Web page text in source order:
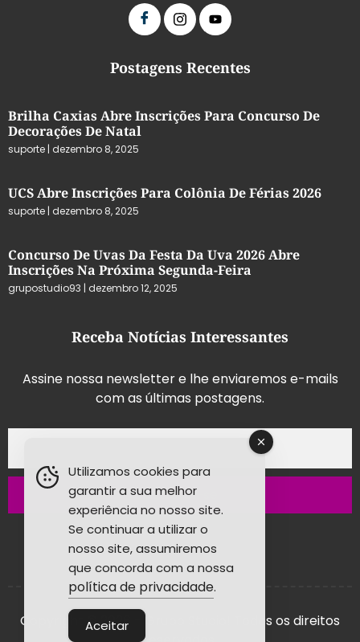
Postagens Recentes
Brilha Caxias Abre Inscrições Para Concurso De
Decorações De Natal
suporte dezembro 8, 2025
UCS Abre Inscrições Para Colônia De Férias 2026
suporte dezembro 8, 2025
Concurso De Uvas Da Festa Da Uva 2026 Abre
Inscrições Na Próxima Segunda-Feira
grupostudio93 dezembro 12, 2025
Receba Notícias Interessantes
Assine nossa newsletter e lhe enviaremos e-mails
com as últimas postagens.
Inscrever-se
Copyright © 2026 - Grupo Studio! Todos os direitos
Utilizamos cookies para
garantir a sua melhor
experiência no nosso site.
Se continuar a utilizar o
nosso site, assumiremos
que concorda com a nossa
política de privacidade.
Aceitar